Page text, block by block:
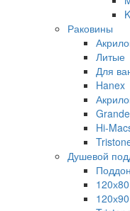
Раковины
Литые
Для
Hanex
Hi-
Душевой
120х80
120х90